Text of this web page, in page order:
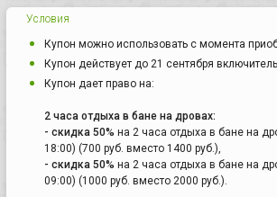
Условия
Купон можно использовать с момента
Купон действует до 21 сентября
Купон дает право на:
2 часа отдыха в бане на дровах:
- скидка 50% на 2 часа отдыха в бане на
18:00) (700 руб. вместо 1400 руб.),
- скидка 50% на 2 часа отдыха в бане на
09:00) (1000 руб. вместо 2000 руб.).